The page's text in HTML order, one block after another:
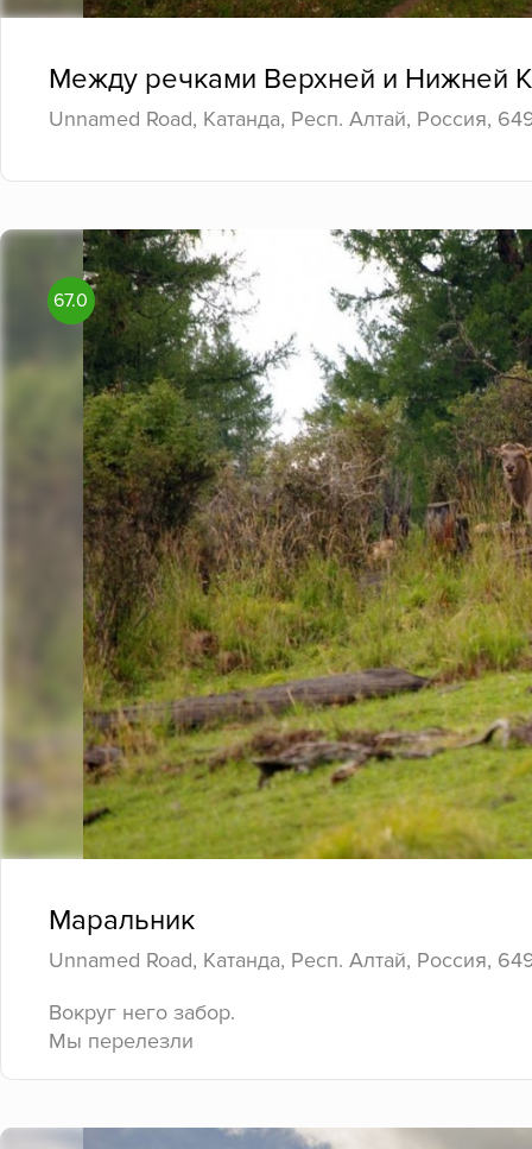
Между речками Верхней и Нижней
Unnamed Road, Катанда, Респ. Алтай, Россия,
67.0
Маральник
Unnamed Road, Катанда, Респ. Алтай, Россия,
Вокруг него забор.
Мы перелезли